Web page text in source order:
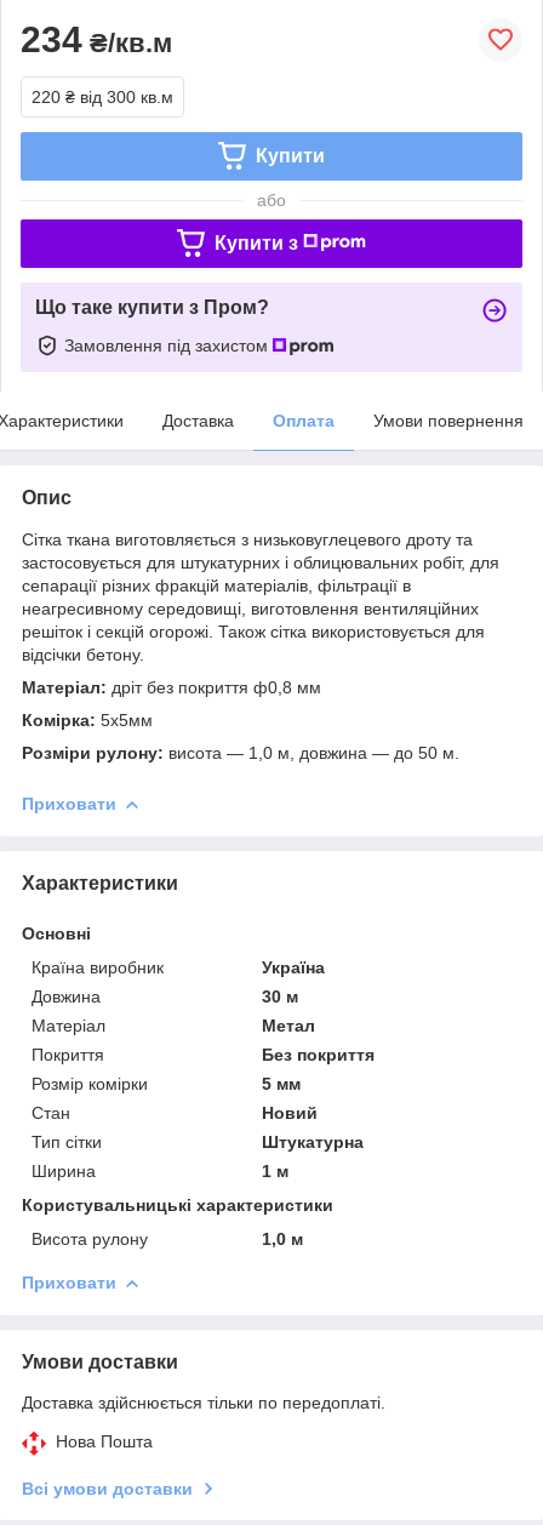
234 ₴/кв.м
220 ₴ від 300 кв.м
Купити
або
Купити з
Що таке купити з Пром?
Замовлення під захистом
Доставка Оплата Умови повернення
Опис
Сітка ткана виготовляється з низьковуглецевого дроту та
застосовується для штукатурних і облицювальних робіт, для
сепарації різних фракцій матеріалів, фільтрації в
неагресивному середовищі, виготовлення вентиляційних
решіток і секцій огорожі. Також сітка використовується для
відсічки бетону.
Матеріал: дріт без покриття ф0,8 мм
Комірка: 5х5мм
Розміри рулону: висота — 1,0 м, довжина — до 50 м.
Приховати
Характеристики
Основні
Країна виробник
Україна
Довжина
30 м
Матеріал
Метал
Покриття
Без покриття
Розмір комірки
5 мм
Стан
Новий
Тип сітки
Штукатурна
Ширина
1 м
Користувальницькі характеристики
Висота рулону
1,0 м
Приховати
Умови доставки
Доставка здійснюється тільки по передоплаті.
Нова Пошта
Всі умови доставки